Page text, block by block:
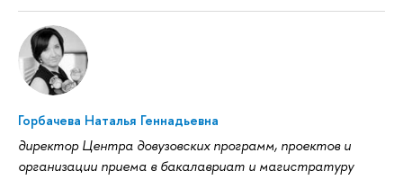
Горбачева Наталья Геннадьевна
директор Центра довузовских программ, проектов и
организации приема в бакалавриат и магистратуру